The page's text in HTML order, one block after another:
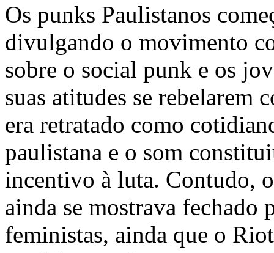
Os punks Paulistanos
divulgando o movimento
sobre o social punk e os
suas atitudes se rebelarem
era retratado como
paulistana e o som
incentivo à luta. Contudo,
ainda se mostrava fechado
feministas, ainda que o